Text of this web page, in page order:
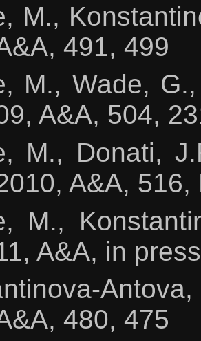
M.,
491, 499
M., Wade,
A&A, 504,
M., Donati,
A&A, 516,
M.,
A&A, in press
480, 475